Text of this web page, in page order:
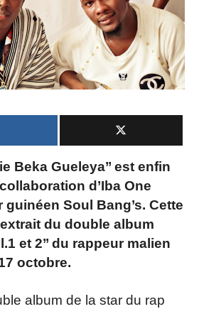
Beka Gueleya’’ est enfin
d’Iba One
Soul Bang’s. Cette
du double album
et 2’’ du rappeur malien
octobre.
album de la star du rap